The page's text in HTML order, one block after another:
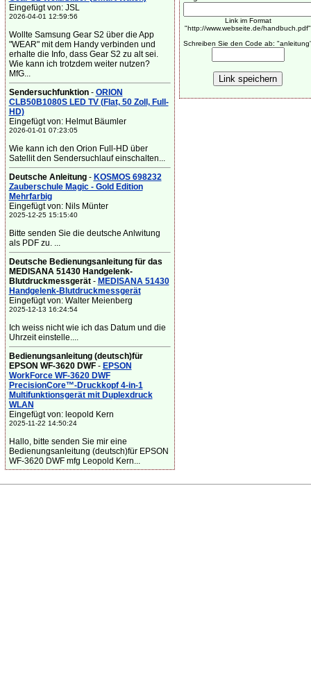
Eingefügt von: JSL
2026-04-01 12:59:56
Wollte Samsung Gear S2 über die App
"WEAR" mit dem Handy verbinden und
erhalte die Info, dass Gear S2 zu alt sei.
Wie kann ich trotzdem weiter nutzen?
MfG...
Sendersuchfunktion- ORION
CLB50B1080S LED TV (Flat, 50 Zoll, Full-
HD)
Eingefügt von: Helmut Bäumler
2026-01-01 07:23:05
Wie kann ich den Orion Full-HD über
Satellit den Sendersuchlauf einschalten...
Deutsche Anleitung- KOSMOS 698232
Zauberschule Magic - Gold Edition
Mehrfarbig
Eingefügt von: Nils Münter
2025-12-25 15:15:40
Bitte senden Sie die deutsche Anlwitung
als PDF zu. ...
Deutsche Bedienungsanleitung für das
MEDISANA 51430 Handgelenk-
Blutdruckmessgerät- MEDISANA 51430
Handgelenk-Blutdruckmessgerät
Eingefügt von: Walter Meienberg
2025-12-13 16:24:54
Ich weiss nicht wie ich das Datum und die
Uhrzeit einstelle....
Bedienungsanleitung (deutsch)für
EPSON WF-3620 DWF- EPSON
WorkForce WF-3620 DWF
PrecisionCore™-Druckkopf 4-in-1
Multifunktionsgerät mit Duplexdruck
WLAN
Eingefügt von: leopold Kern
2025-11-22 14:50:24
Hallo, bitte senden Sie mir eine
Bedienungsanleitung (deutsch)für EPSON
WF-3620 DWF mfg Leopold Kern...
Link im Format
"http://www.webseite.de/handbuch.pdf"
Schreiben Sie den Code ab: